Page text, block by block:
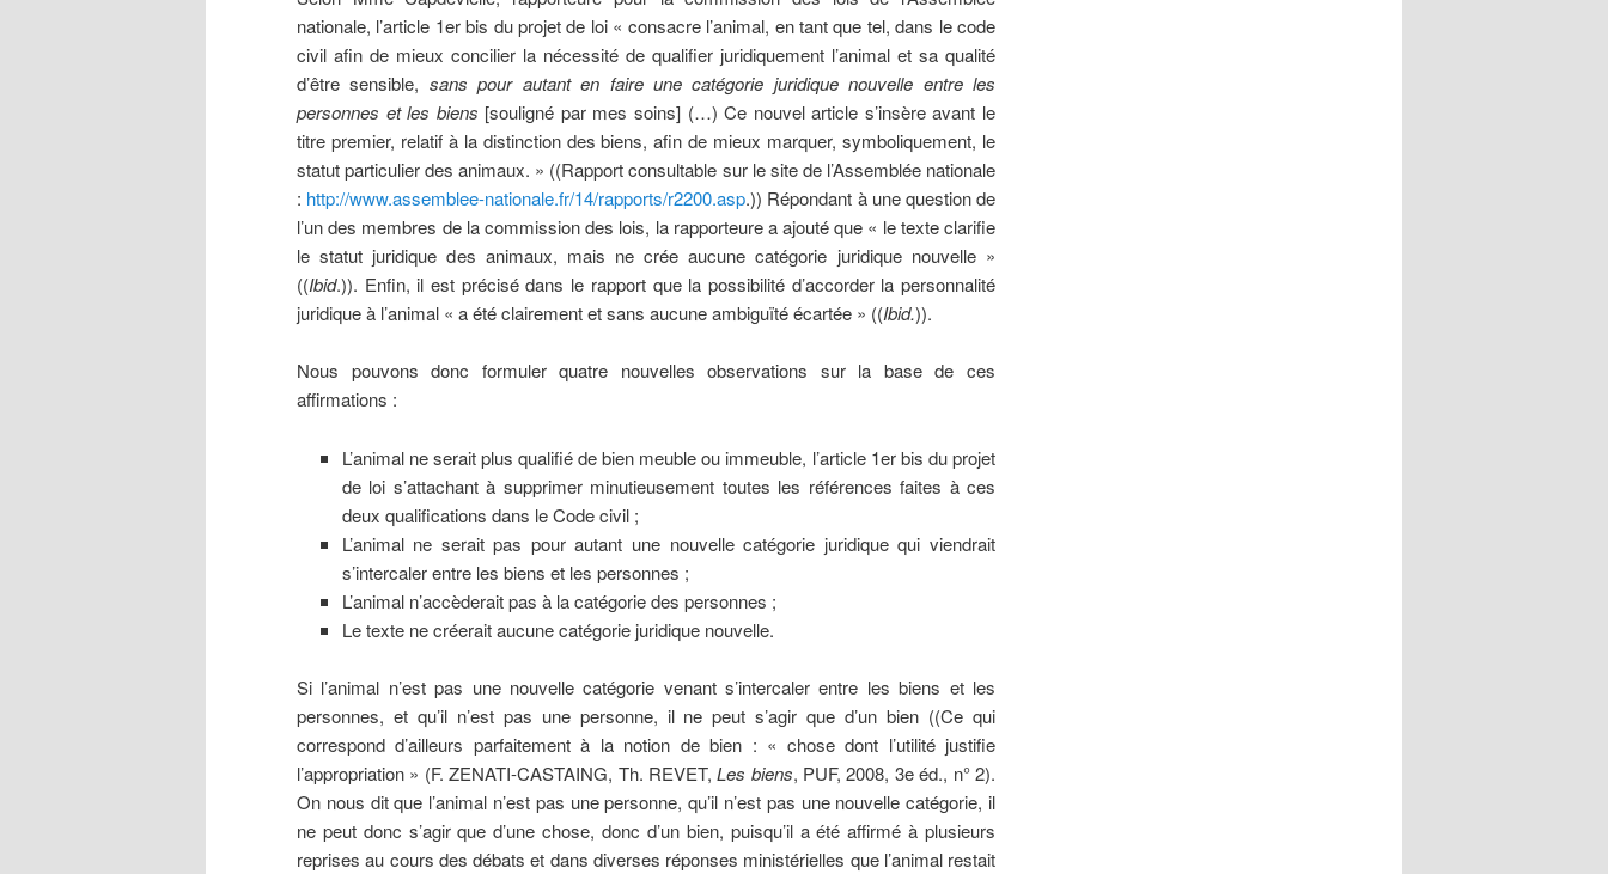
nationale, l’article 1er bis du projet de loi « consacre l’animal, en tant que tel, dans le code
civil afin de mieux concilier la nécessité de qualifier juridiquement l’animal et sa qualité
d’être sensible, sans pour autant en faire une catégorie juridique nouvelle entre les
personnes et les biens [souligné par mes soins] (…) Ce nouvel article s’insère avant le
titre premier, relatif à la distinction des biens, afin de mieux marquer, symboliquement, le
statut particulier des animaux. » ((Rapport consultable sur le site de l’Assemblée nationale
: http://www.assemblee-nationale.fr/14/rapports/r2200.asp.)) Répondant à une question de
l’un des membres de la commission des lois, la rapporteure a ajouté que « le texte clarifie
le statut juridique des animaux, mais ne crée aucune catégorie juridique nouvelle »
((Ibid.)). Enfin, il est précisé dans le rapport que la possibilité d’accorder la personnalité
juridique à l’animal « a été clairement et sans aucune ambiguïté écartée » ((Ibid.)).
Nous pouvons donc formuler quatre nouvelles observations sur la base de ces
affirmations :
L’animal ne serait plus qualifié de bien meuble ou immeuble, l’article 1er bis du projet
de loi s’attachant à supprimer minutieusement toutes les références faites à ces
deux qualifications dans le Code civil ;
L’animal ne serait pas pour autant une nouvelle catégorie juridique qui viendrait
s’intercaler entre les biens et les personnes ;
L’animal n’accèderait pas à la catégorie des personnes ;
Le texte ne créerait aucune catégorie juridique nouvelle.
Si l’animal n’est pas une nouvelle catégorie venant s’intercaler entre les biens et les
personnes, et qu’il n’est pas une personne, il ne peut s’agir que d’un bien ((Ce qui
correspond d’ailleurs parfaitement à la notion de bien : « chose dont l’utilité justifie
l’appropriation » (F. ZENATI-CASTAING, Th. REVET,Les biens, PUF, 2008, 3e éd., n° 2).
On nous dit que l’animal n’est pas une personne, qu’il n’est pas une nouvelle catégorie, il
ne peut donc s’agir que d’une chose, donc d’un bien, puisqu’il a été affirmé à plusieurs
reprises au cours des débats et dans diverses réponses ministérielles que l’animal restait